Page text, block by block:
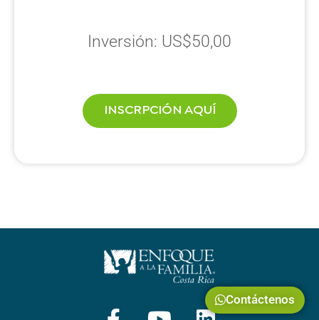
Contáctenos
Inversión: US$50,00
INSCRPCIÓN AQUÍ